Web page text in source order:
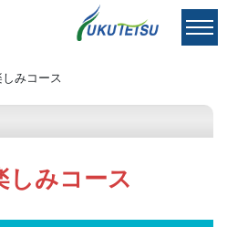
みコース
しみコース